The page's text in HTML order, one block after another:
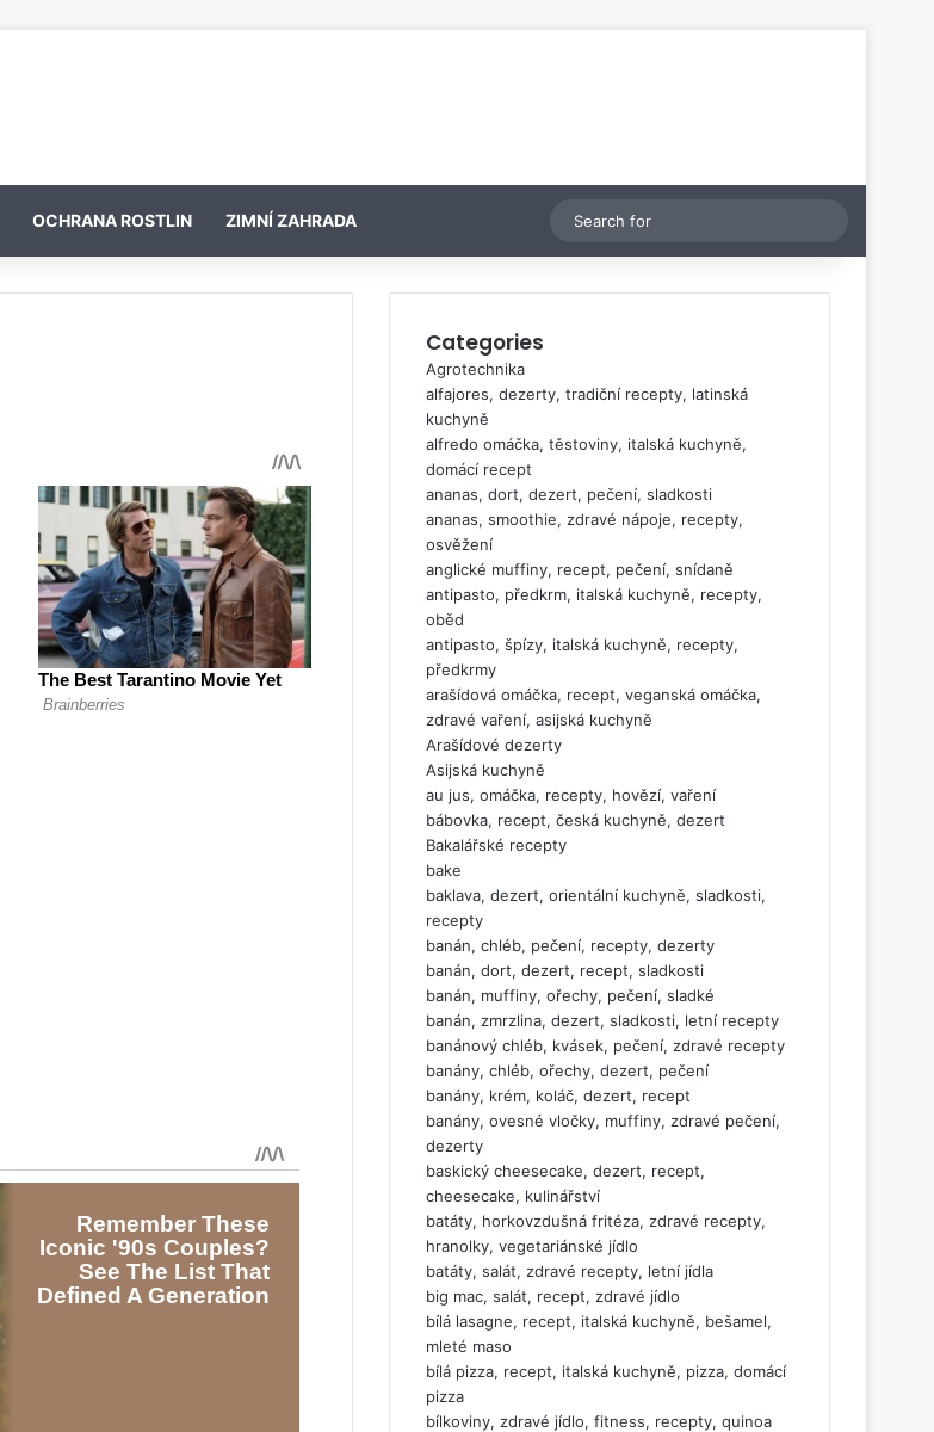
OCHRANA ROSTLIN ZIMNÍ ZAHRADA Switch skin
for
Categories
Agrotechnika
alfajores, dezerty, tradiční recepty, latinská
kuchyně
alfredo omáčka, těstoviny, italská kuchyně,
domácí recept
ananas, dort, dezert, pečení, sladkosti
ananas, smoothie, zdravé nápoje, recepty,
osvěžení
anglické muffiny, recept, pečení, snídaně
antipasto, předkrm, italská kuchyně, recepty,
oběd
antipasto, špízy, italská kuchyně, recepty,
předkrmy
arašídová omáčka, recept, veganská omáčka,
zdravé vaření, asijská kuchyně
Arašídové dezerty
Asijská kuchyně
au jus, omáčka, recepty, hovězí, vaření
bábovka, recept, česká kuchyně, dezert
Bakalářské recepty
bake
baklava, dezert, orientální kuchyně, sladkosti,
recepty
banán, chléb, pečení, recepty, dezerty
banán, dort, dezert, recept, sladkosti
banán, muffiny, ořechy, pečení, sladké
banán, zmrzlina, dezert, sladkosti, letní recepty
banánový chléb, kvásek, pečení, zdravé recepty
banány, chléb, ořechy, dezert, pečení
banány, krém, koláč, dezert, recept
banány, ovesné vločky, muffiny, zdravé pečení,
dezerty
baskický cheesecake, dezert, recept,
cheesecake, kulinářství
batáty, horkovzdušná fritéza, zdravé recepty,
hranolky, vegetariánské jídlo
batáty, salát, zdravé recepty, letní jídla
big mac, salát, recept, zdravé jídlo
bílá lasagne, recept, italská kuchyně, bešamel,
mleté maso
bílá pizza, recept, italská kuchyně, pizza, domácí
pizza
bílkoviny, zdravé jídlo, fitness, recepty, quinoa